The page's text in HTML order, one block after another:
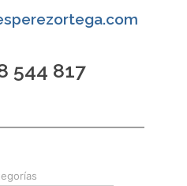
544 817